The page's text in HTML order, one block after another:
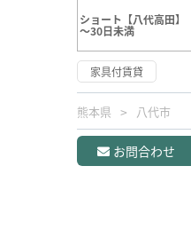
ショート【八代高田】
～30日未満
家具付賃貸
熊本県 八代市
お問合わせ